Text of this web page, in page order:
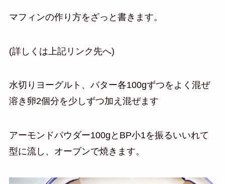
マフィンの作り方をざっと書きます。
(詳しくは上記リンク先へ)
水切りヨーグルト、バター各100gずつをよく混ぜ
溶き卵2個分を少しずつ加え混ぜます
アーモンドパウダー100gとBP小1を振るいいれて
型に流し、オーブンで焼きます。